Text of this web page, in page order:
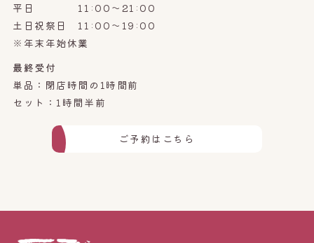
平日 11:00～21:00
土日祝祭日 11:00～19:00
※年末年始休業
最終受付
単品：閉店時間の1時間前
セット：1時間半前
ご予約はこちら